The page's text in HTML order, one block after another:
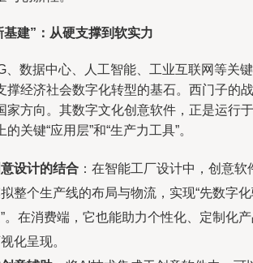
建”：从硬支撑到软实力
、数据中心、人工智能、工业互联网等关键
撑经济社会数字化转型的基石。西门子的战
家方向。其数字文化创意软件，正是运行于
关键“应用层”和“生产力工具”。
设计的结合 ：在智能工厂设计中，创意软
整个生产线的布局与物流，实现“先数字
。在消费端，它也能助力个性化、定制化
化呈现。